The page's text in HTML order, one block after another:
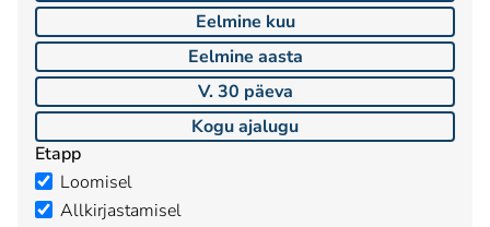
Eelmine kuu
Eelmine aasta
V. 30 päeva
Kogu ajalugu
Etapp
Loomisel
Allkirjastamisel